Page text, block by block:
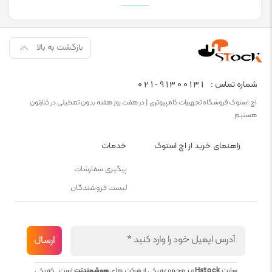
بازگشت به بالا
شماره تماس : 021-91300131
اچ استوک فروشگاه تجهیزات کامپیوتری | در هفت روز هفته بدون تعطیلی در کنارتون
هستیم
راهنمای خرید از اچ استوک خدمات
پیگیری سفارشات
لیست فروشندگان